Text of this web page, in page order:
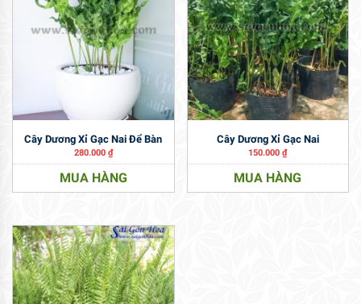
Cây Dương Xỉ Gạc Nai Để Bàn
280.000 ₫
MUA HÀNG
Cây Dương Xỉ Gạc Nai
150.000₫
MUA HÀNG